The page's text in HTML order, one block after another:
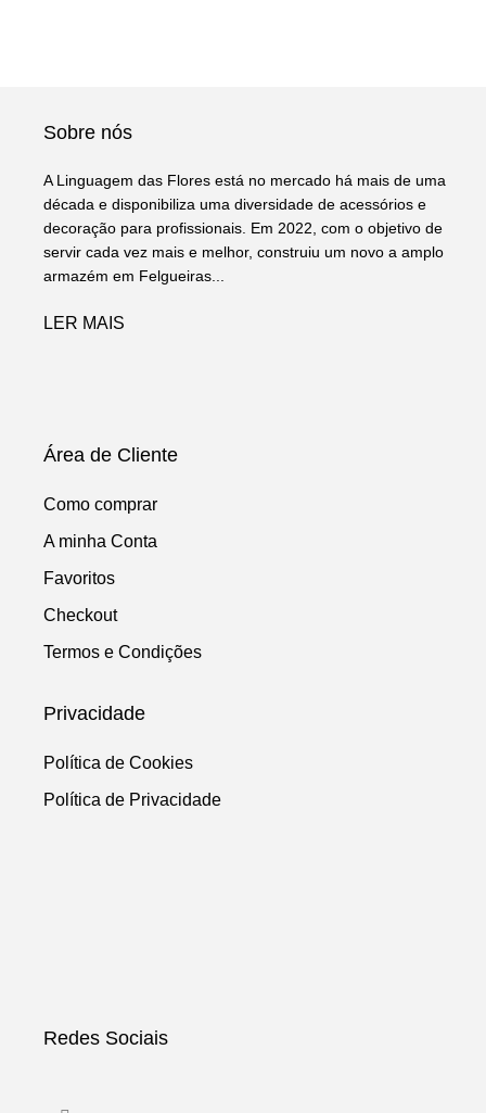
Sobre nós
A Linguagem das Flores está no mercado há mais de uma
década e disponibiliza uma diversidade de acessórios e
decoração para profissionais. Em 2022, com o objetivo de
servir cada vez mais e melhor, construiu um novo a amplo
armazém em Felgueiras...
LER MAIS
Área de Cliente
Como comprar
A minha Conta
Favoritos
Checkout
Termos e Condições
Privacidade
Política de Cookies
Política de Privacidade
Redes Sociais